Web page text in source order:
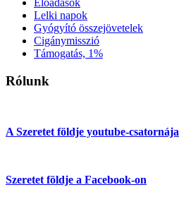
Lelki napok
Gyógyító összejövetelek
Cigánymisszió
Támogatás, 1%
Rólunk
A Szeretet földje youtube-csatornája
Szeretet földje a Facebook-on